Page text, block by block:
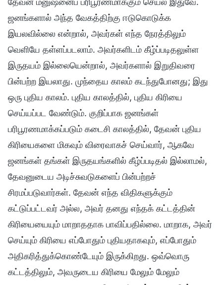
ஜனங்களால் அந்த வேகத்திற்கு ஈடுகொடுக்க
இயலவில்லை என்றால், அவர்கள் எந்த நேரத்திலும்
வெளியே தள்ளப்படலாம். அவர்களிடம் கீழ்ப்படிதலுள்ள
இருதயம் இல்லையென்றால், அவர்களால் இறுதிவரை
பின்பற்ற இயலாது. முந்தைய காலம் கடந்துபோனது; இது
ஒரு புதிய காலம். புதிய காலத்தில், புதிய கிரியை
செய்யப்பட வேண்டும். குறிப்பாக ஜனங்கள்
பரிபூரணமாக்கப்படும் கடைசி காலத்தில், தேவன் புதிய
கிரியைகளை மிகவும் விரைவாகச் செய்வார், ஆகவே
ஜனங்கள் தங்கள் இருதயங்களில் கீழ்ப்படிதல் இல்லாமல்,
தேவனுடைய அடிச்சுவடுகளைப் பின்பற்றச்
சிரமப்படுவார்கள். தேவன் எந்த விதிகளுக்கும்
கட்டுப்பட்டவர் அல்ல, அவர் தனது எந்தக் கட்டத்தின்
கிரியையையும் மாறாததாக பாவிப்பதில்லை. மாறாக, அவர்
செய்யும் கிரியை எப்போதும் புதியதாகவும், எப்போதும்
அதிகரித்துக்கொண்டேயும் இருக்கிறது. ஒவ்வொரு
கட்டத்திலும், அவருடைய கிரியை மேலும் மேலும்